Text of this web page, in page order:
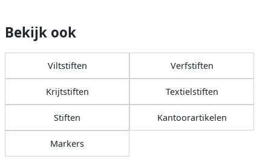
Bekijk ook
Viltstiften Verfstiften
Krijtstiften Textielstiften
Stiften Kantoorartikelen
Markers